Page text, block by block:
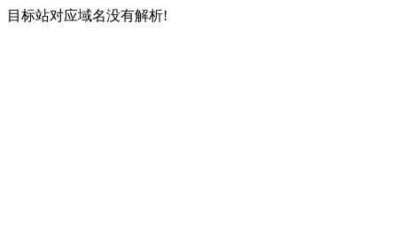
目标站对应域名没有解析!